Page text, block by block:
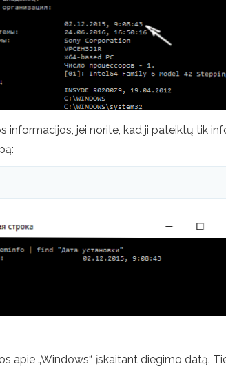
jei norite, kad ji pateiktų tik
apie „Windows“, įskaitant diegimo datą.